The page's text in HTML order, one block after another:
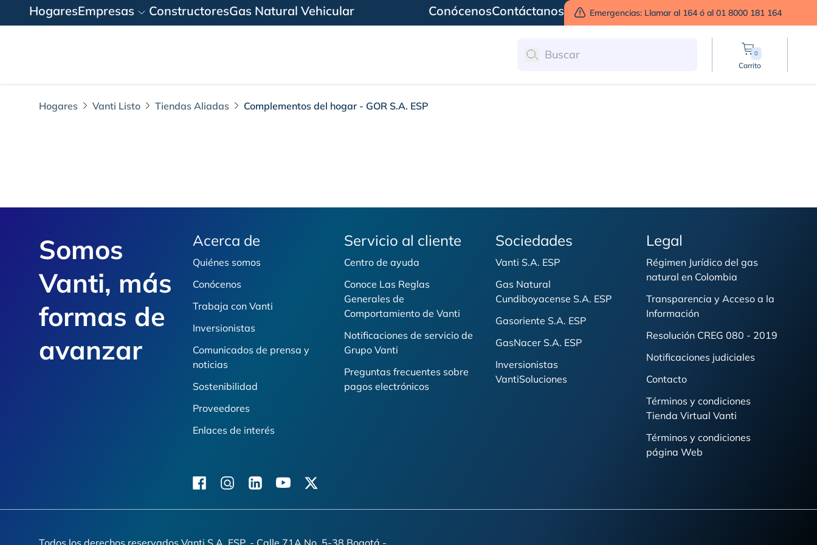
HogaresEmpresas ConstructoresGas Natural Vehicular ConócenosContáctanos Emergencias: Llamar al 164 ó al 01 8000 181 164
0
Carrito
Hogares Vanti Listo Tiendas Aliadas Complementos del hogar - GOR S.A. ESP
Somos
Vanti, más
formas de
avanzar
Acerca de
Quiénes somos
Conócenos
Trabaja con Vanti
Inversionistas
Comunicados de prensa y
noticias
Sostenibilidad
Proveedores
Enlaces de interés
Servicio al cliente
Centro de ayuda
Conoce Las Reglas
Generales de
Comportamiento de Vanti
Notificaciones de servicio de
Grupo Vanti
Preguntas frecuentes sobre
pagos electrónicos
Sociedades
Vanti S.A. ESP
Gas Natural
Cundiboyacense S.A. ESP
Gasoriente S.A. ESP
GasNacer S.A. ESP
Inversionistas
VantiSoluciones
Legal
Régimen Jurídico del gas
natural en Colombia
Transparencia y Acceso a la
Información
Resolución CREG 080 - 2019
Notificaciones judiciales
Contacto
Términos y condiciones
Tienda Virtual Vanti
Términos y condiciones
página Web
facebookinstagram
linkedin youtubetwitter
Todos los derechos reservados Vanti S.A. ESP. - Calle 71A No. 5-38 Bogotá -